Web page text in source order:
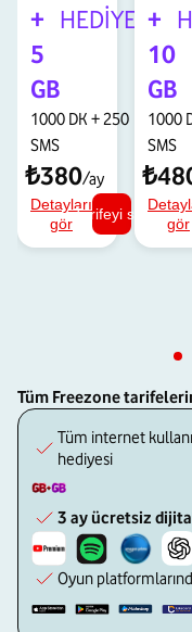
+
5
GB
HEDİYE
1000 DK +250
SMS
₺380/ay
Detayları
gör
Tarifeyi seç
+
10
GB
1000
SMS
gör
Tüm Freezone
Tüm internet
hediyesi
3 ay ücretsiz
Oyun